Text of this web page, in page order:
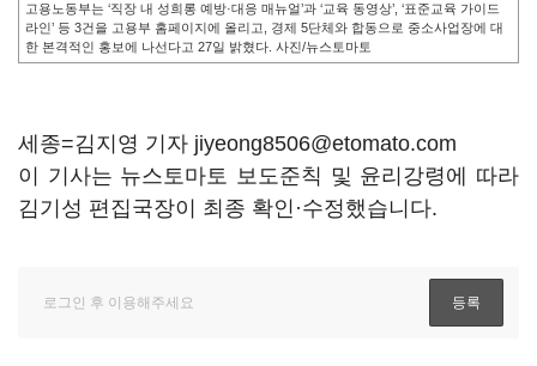
고용노동부는 ‘직장 내 성희롱 예방·대응 매뉴얼’과 ‘교육 동영상’, ‘표준교육 가이드
라인’ 등 3건을 고용부 홈페이지에 올리고, 경제 5단체와 합동으로 중소사업장에 대
한 본격적인 홍보에 나선다고 27일 밝혔다. 사진/뉴스토마토
세종=김지영 기자 jiyeong8506@etomato.com
이 기사는 뉴스토마토 보도준칙 및 윤리강령에 따라
김기성 편집국장이 최종 확인·수정했습니다.